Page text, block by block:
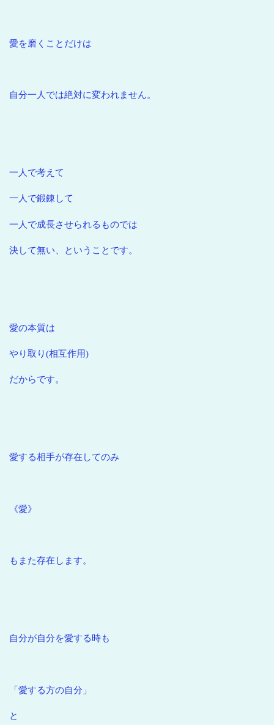
愛を磨くことだけは
自分一人では絶対に変われません。
一人で考えて
一人で鍛錬して
一人で成長させられるものでは
決して無い、ということです。
愛の本質は
やり取り(相互作用)
だからです。
愛する相手が存在してのみ
《愛》
もまた存在します。
自分が自分を愛する時も
「愛する方の自分」
と